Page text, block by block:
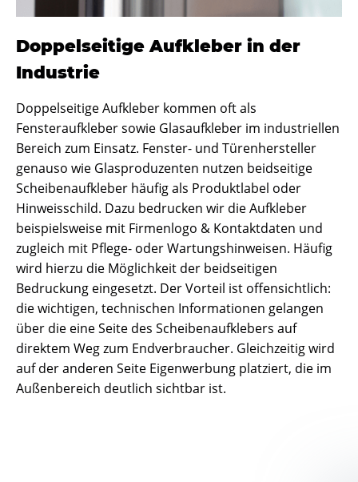
Doppelseitige Aufkleber in der
Industrie
Doppelseitige Aufkleber kommen oft als
Fensteraufkleber sowie Glasaufkleber im industriellen
Bereich zum Einsatz. Fenster- und Türenhersteller
genauso wie Glasproduzenten nutzen beidseitige
Scheibenaufkleber häufig als Produktlabel oder
Hinweisschild. Dazu bedrucken wir die Aufkleber
beispielsweise mit Firmenlogo & Kontaktdaten und
zugleich mit Pflege- oder Wartungshinweisen. Häufig
wird hierzu die Möglichkeit der beidseitigen
Bedruckung eingesetzt. Der Vorteil ist offensichtlich:
die wichtigen, technischen Informationen gelangen
über die eine Seite des Scheibenaufklebers auf
direktem Weg zum Endverbraucher. Gleichzeitig wird
auf der anderen Seite Eigenwerbung platziert, die im
Außenbereich deutlich sichtbar ist.